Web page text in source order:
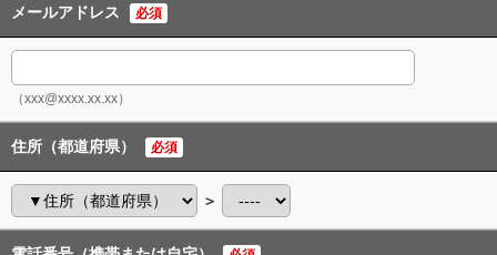
メールアドレス 必須
（xxx@xxxx.xx.xx）
住所（都道府県） 必須
＞